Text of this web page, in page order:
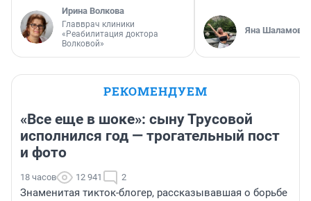
Ирина Волкова
Главврач клиники
«Реабилитация доктора
Волковой»
Яна Шаламова
РЕКОМЕНДУЕМ
«Все еще в шоке»: сыну Трусовой
исполнился год — трогательный пост
и фото
18 часов 12 941 2
Знаменитая тикток-блогер, рассказывавшая о борьбе